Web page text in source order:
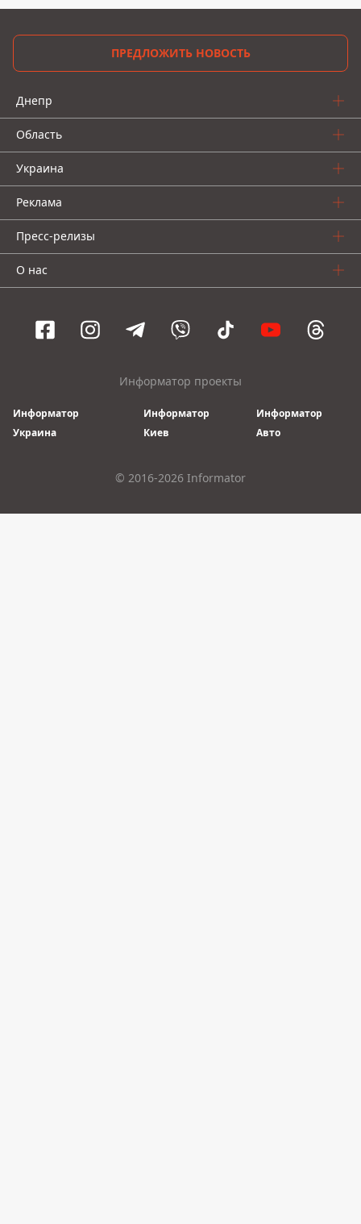
ПРЕДЛОЖИТЬ НОВОСТЬ
Днепр
Область
Украина
Реклама
Пресс-релизы
О нас
Информатор проекты
Информатор
Украина
Информатор
Киев
Информатор
Авто
© 2016-2026 Informator